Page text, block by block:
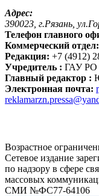
Адрес:
390023, г.Рязань,
Телефон главного
Коммерческий отдел:
Редакция: +7 (4912)
Учредитель : ГАУ РО
Главный редактор :
Электронная почта:
Возрастное
Сетевое издание
по надзору в сфере
массовых
СМИ №ФС77-64106